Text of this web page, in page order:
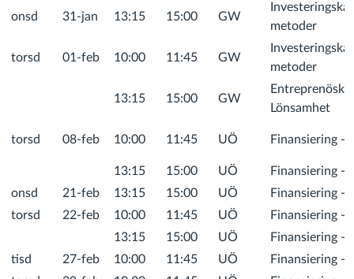
onsd 31-jan 13:15 15:00 GW
metoder
torsd 01-feb 10:00 11:45 GW
metoder
13:15 15:00 GW
Lönsamhet
torsd 08-feb 10:00 11:45 UÖ Finansiering -
13:15 15:00 UÖ
Finansiering -
onsd
21-feb 13:15 15:00 UÖ
Finansiering -
torsd
22-feb 10:00 11:45 UÖ
Finansiering -
13:15
15:00 UÖ
Finansiering -
tisd
27-feb 10:00 11:45 UÖ
Finansiering -